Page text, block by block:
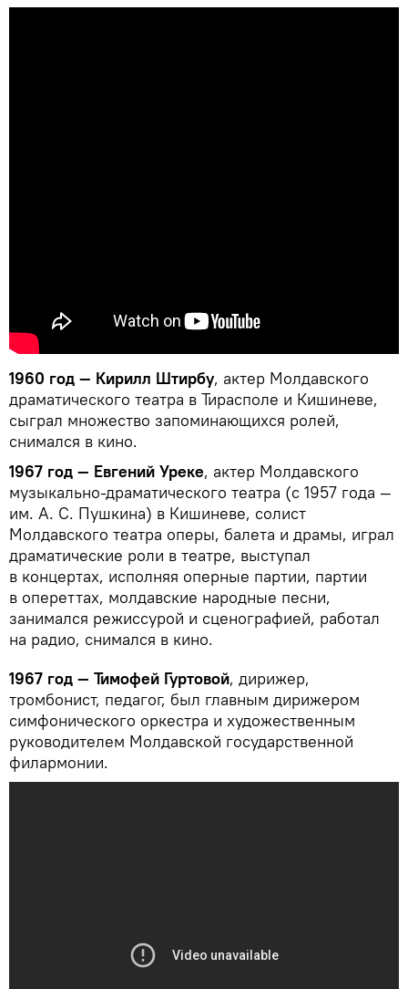
1960 год — Кирилл Штирбу, актер Молдавского
драматического театра в Тирасполе и Кишиневе,
сыграл множество запоминающихся ролей,
снимался в кино.
1967 год — Евгений Уреке, актер Молдавского
музыкально-драматического театра (с 1957 года —
им. А. С. Пушкина) в Кишиневе, солист
Молдавского театра оперы, балета и драмы, играл
драматические роли в театре, выступал
в концертах, исполняя оперные партии, партии
в опереттах, молдавские народные песни,
занимался режиссурой и сценографией, работал
на радио, снимался в кино.
1967 год — Тимофей Гуртовой, дирижер,
тромбонист, педагог, был главным дирижером
симфонического оркестра и художественным
руководителем Молдавской государственной
филармонии.